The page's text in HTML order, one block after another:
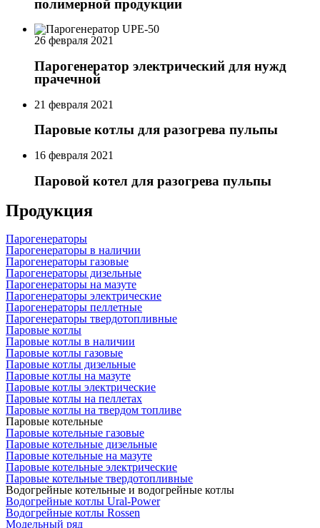
полимерной продукции
26 февраля 2021
Парогенератор электрический для нужд
прачечной
21 февраля 2021
Паровые котлы для разогрева пульпы
16 февраля 2021
Паровой котел для разогрева пульпы
Продукция
Парогенераторы
Парогенераторы в наличии
Парогенераторы газовые
Парогенераторы дизельные
Парогенераторы на мазуте
Парогенераторы электрические
Парогенераторы пеллетные
Парогенераторы твердотопливные
Паровые котлы
Паровые котлы в наличии
Паровые котлы газовые
Паровые котлы дизельные
Паровые котлы на мазуте
Паровые котлы электрические
Паровые котлы на пеллетах
Паровые котлы на твердом топливе
Паровые котельные
Паровые котельные газовые
Паровые котельные дизельные
Паровые котельные на мазуте
Паровые котельные электрические
Паровые котельные твердотопливные
Водогрейные котельные и водогрейные котлы
Водогрейные котлы Ural-Power
Водогрейные котлы Rossen
Модельный ряд